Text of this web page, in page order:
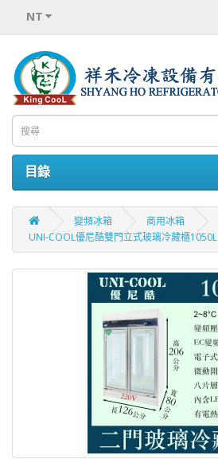
NT
目錄
變頻冰箱
商用冰箱
UNI-COOL優尼酷雙門立式玻璃冷藏櫃1050L